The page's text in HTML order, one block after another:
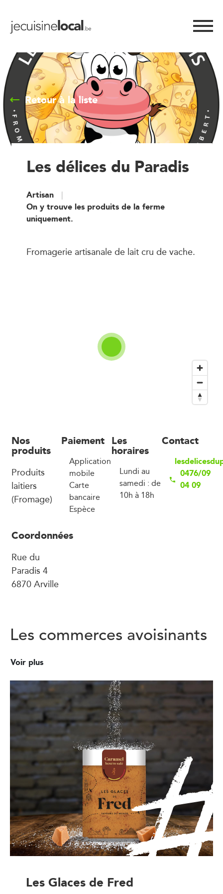
Retour à la liste
Les délices du Paradis
Artisan
On y trouve les produits de la ferme
uniquement.
Fromagerie artisanale de lait cru de vache.
Nos
produits
Produits
laitiers
(Fromage)
Paiement
Application
mobile
Carte
bancaire
Espèce
Les
horaires
Lundi au
samedi : de
10h à 18h
Contact
0476/09
04 09
Coordonnées
Rue du
Paradis 4
6870 Arville
Les commerces avoisinants
Voir plus
Les Glaces de Fred